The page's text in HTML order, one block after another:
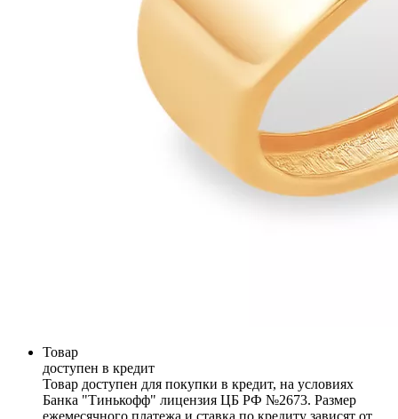
Товар
доступен в кредит
Товар доступен для покупки в кредит, на условиях
Банка "Тинькофф" лицензия ЦБ РФ №2673. Размер
ежемесячного платежа и ставка по кредиту зависят от